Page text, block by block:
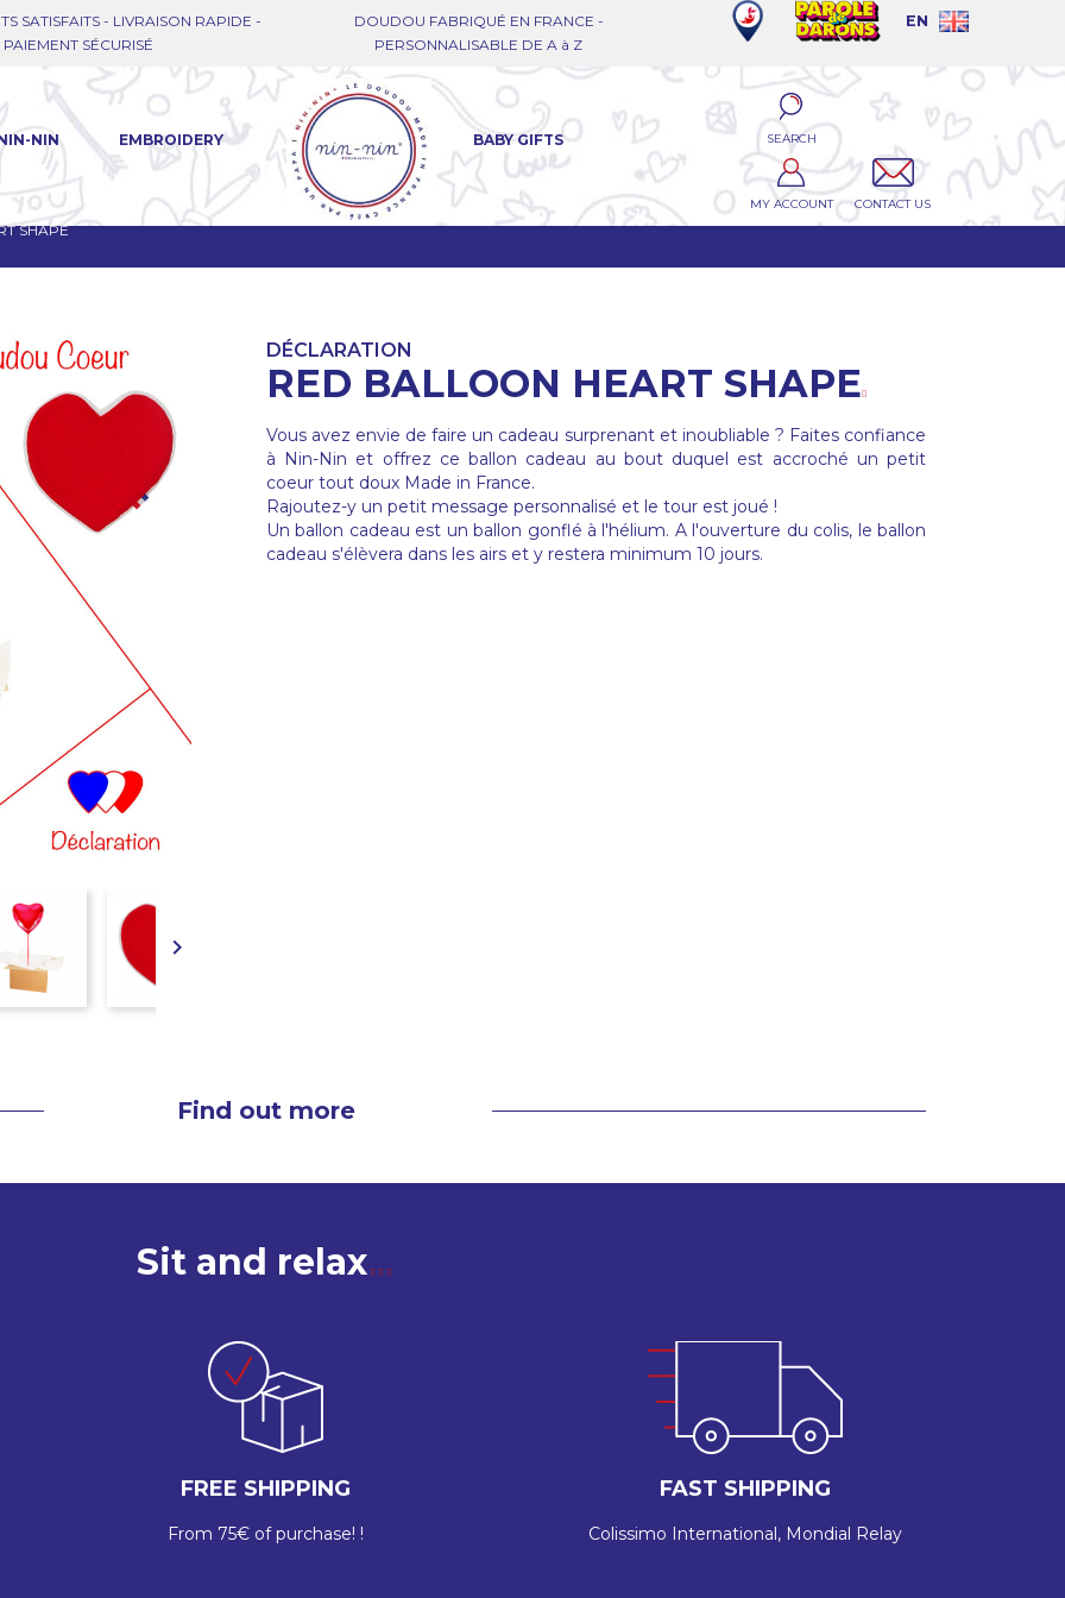
SATISFAITS - LIVRAISON RAPIDE -
PAIEMENT SÉCURISÉ
DOUDOU FABRIQUÉ EN FRANCE -
PERSONNALISABLE DE A à Z
EN
NIN EMBROIDERY BABY GIFTS SEARCH
MY ACCOUNT CONTACT US
SHAPE

DÉCLARATION
RED BALLOON HEART SHAPE
Vous avez envie de faire un cadeau surprenant et inoubliable ? Faites confiance
à Nin-Nin et offrez ce ballon cadeau au bout duquel est accroché un petit
coeur tout doux Made in France.
Rajoutez-y un petit message personnalisé et le tour est joué !
Un ballon cadeau est un ballon gonflé à l'hélium. A l'ouverture du colis, le ballon
cadeau s'élèvera dans les airs et y restera minimum 10 jours.
Find out more
Sit and relax
FREE SHIPPING
From 75€ of purchase! !
FAST SHIPPING
Colissimo International, Mondial Relay